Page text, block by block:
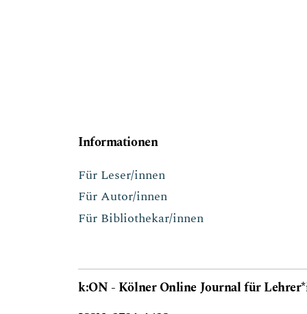
Informationen
Für Leser/innen
Für Autor/innen
Für Bibliothekar/innen
k:ON - Kölner Online Journal für